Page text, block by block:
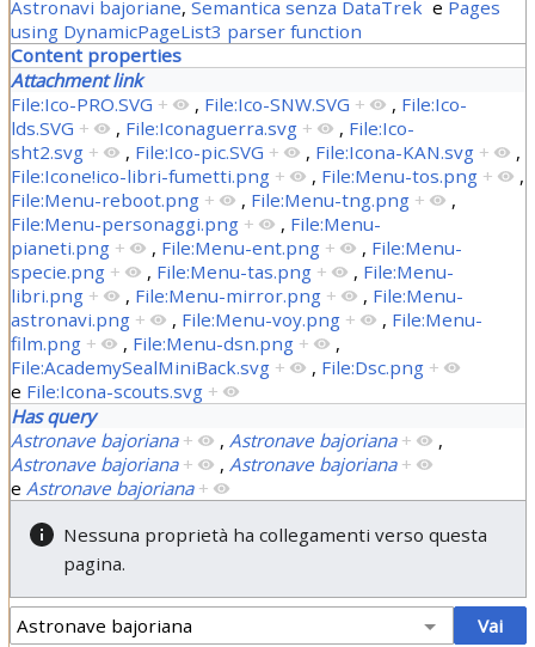
Astronavi bajoriane, Semantica senza DataTrek e Pages
using DynamicPageList3 parser function
Content properties
Attachment link
File:Ico-PRO.SVG + , File:Ico-SNW.SVG + , File:Ico-
lds.SVG + , File:Iconaguerra.svg + , File:Ico-
sht2.svg + , File:Ico-pic.SVG + , File:Icona-KAN.svg +
,
File:Icone!ico-libri-fumetti.png + , File:Menu-tos.png +
,
File:Menu-reboot.png + , File:Menu-tng.png +
,
File:Menu-personaggi.png + , File:Menu-
pianeti.png + , File:Menu-ent.png + , File:Menu-
specie.png + , File:Menu-tas.png + , File:Menu-
libri.png + , File:Menu-mirror.png + , File:Menu-
astronavi.png + , File:Menu-voy.png + , File:Menu-
film.png + , File:Menu-dsn.png +
,
File:AcademySealMiniBack.svg + , File:Dsc.png +
e File:Icona-scouts.svg +
Has query
Astronave bajoriana + , Astronave bajoriana +
,
Astronave bajoriana + , Astronave bajoriana +
e Astronave bajoriana +
Nessuna proprietà ha collegamenti verso questa
pagina.